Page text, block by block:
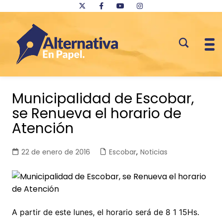
contenido
Municipalidad de Escobar,
se Renueva el horario de
Atención
22 de enero de 2016 Escobar, Noticias
A partir de este lunes, el horario será de 8 1 15Hs.